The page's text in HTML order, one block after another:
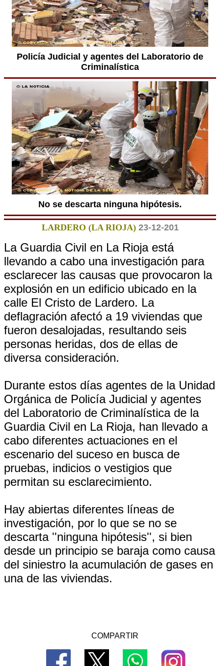
Policía Judicial y agentes del Laboratorio de
Criminalística
No se descarta ninguna hipótesis.
LARDERO (LA RIOJA) 23-12-201
La Guardia Civil en La Rioja está
llevando a cabo una investigación para
esclarecer las causas que provocaron la
explosión en un edificio ubicado en la
calle El Cristo de Lardero. La
deflagración afectó a 19 viviendas que
fueron desalojadas, resultando seis
personas heridas, dos de ellas de
diversa consideración.
Durante estos días agentes de la Unidad
Orgánica de Policía Judicial y agentes
del Laboratorio de Criminalística de la
Guardia Civil en La Rioja, han llevado a
cabo diferentes actuaciones en el
escenario del suceso en busca de
pruebas, indicios o vestigios que
permitan su esclarecimiento.
Hay abiertas diferentes líneas de
investigación, por lo que se no se
descarta ''ninguna hipótesis'', si bien
desde un principio se baraja como causa
del siniestro la acumulación de gases en
una de las viviendas.
COMPARTIR